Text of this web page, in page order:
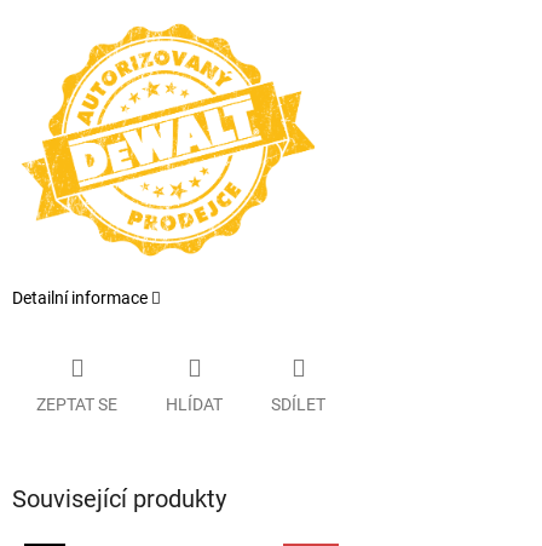
Detailní informace
ZEPTAT SE HLÍDAT SDÍLET
Související produkty